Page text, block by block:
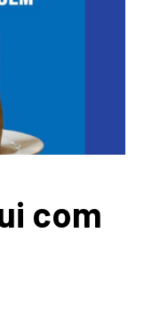
com